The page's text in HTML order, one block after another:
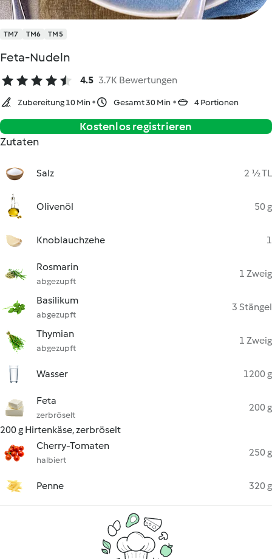
TM7 TM6 TM5
Feta-Nudeln
4.5 3.7K Bewertungen
Zubereitung 10 Min Gesamt 30 Min 4 Portionen
Kostenlos registrieren
Zutaten
Salz 2 ½ TL
Olivenöl 50 g
Knoblauchzehe 1
Rosmarin
abgezupft
1 Zweig
Basilikum
abgezupft
3 Stängel
Thymian
abgezupft
1 Zweig
Wasser 1200 g
Feta
zerbröselt
200 g
200 g Hirtenkäse, zerbröselt
Cherry-Tomaten
halbiert
250 g
Penne 320 g